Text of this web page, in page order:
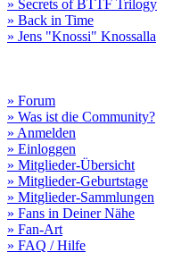
» Secrets of BTTF Trilogy
» Back in Time
» Jens "Knossi" Knossalla
» Forum
» Was ist die Community?
» Anmelden
» Einloggen
» Mitglieder-Übersicht
» Mitglieder-Geburtstage
» Mitglieder-Sammlungen
» Fans in Deiner Nähe
» Fan-Art
» FAQ / Hilfe